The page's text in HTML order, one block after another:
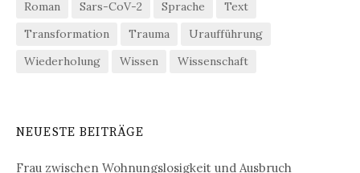
Roman
Sars-CoV-2 Sprache
Text
Transformation
Trauma
Uraufführung
Wiederholung
Wissen Wissenschaft
NEUESTE BEITRÄGE
Frau zwischen Wohnungslosigkeit und Ausbruch